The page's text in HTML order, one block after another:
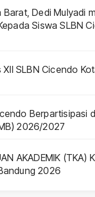
Barat, Dedi Mulyadi
Siswa SLBN
XII SLBN Cicendo
Berpartisipasi
2026/2027
AKADEMIK (TKA)
2026